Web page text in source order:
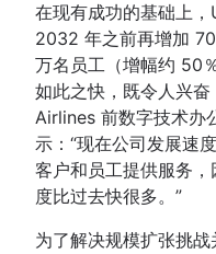
在现有成功的基础上
2032 年之前再增加
万名员工（增幅约 50
如此之快，既令人兴
Airlines 前数字技术办
示：“现在公司发展速
客户和员工提供服务
度比过去快很多。”
为了解决规模扩张挑战